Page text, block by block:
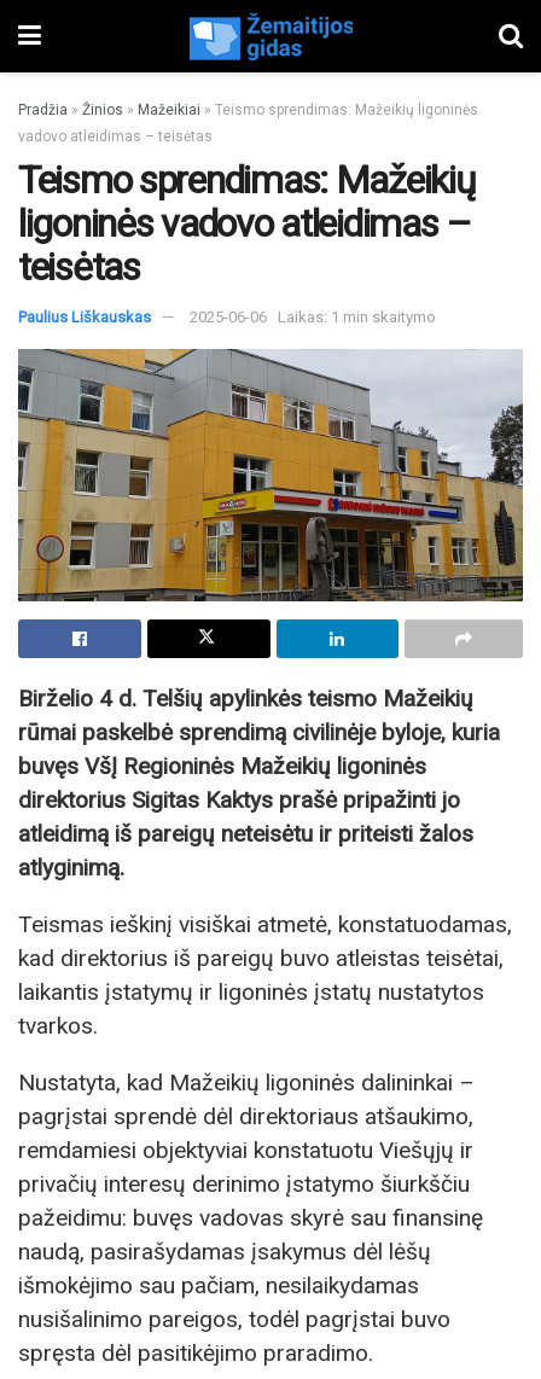
Pradžia » Žinios » Mažeikiai » Teismo sprendimas: Mažeikių ligoninės
vadovo atleidimas – teisėtas
Teismo sprendimas: Mažeikių
ligoninės vadovo atleidimas –
teisėtas
Paulius Liškauskas 2025-06-06 Laikas: 1 min skaitymo
Birželio 4 d. Telšių apylinkės teismo Mažeikių
rūmai paskelbė sprendimą civilinėje byloje, kuria
buvęs VšĮ Regioninės Mažeikių ligoninės
direktorius Sigitas Kaktys prašė pripažinti jo
atleidimą iš pareigų neteisėtu ir priteisti žalos
atlyginimą.
Teismas ieškinį visiškai atmetė, konstatuodamas,
kad direktorius iš pareigų buvo atleistas teisėtai,
laikantis įstatymų ir ligoninės įstatų nustatytos
tvarkos.
Nustatyta, kad Mažeikių ligoninės dalininkai –
pagrįstai sprendė dėl direktoriaus atšaukimo,
remdamiesi objektyviai konstatuotu Viešųjų ir
privačių interesų derinimo įstatymo šiurkščiu
pažeidimu: buvęs vadovas skyrė sau finansinę
naudą, pasirašydamas įsakymus dėl lėšų
išmokėjimo sau pačiam, nesilaikydamas
nusišalinimo pareigos, todėl pagrįstai buvo
spręsta dėl pasitikėjimo praradimo.